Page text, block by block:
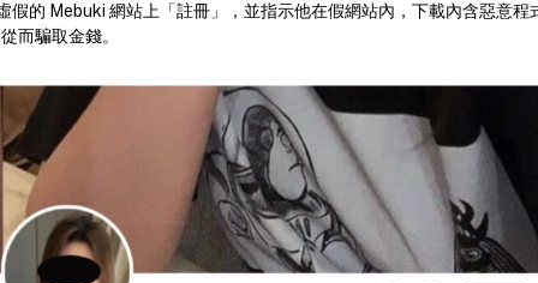
假的 Mebuki 網站上「註冊」，並指示他在假網站內，下載內含惡意程
而騙取金錢。